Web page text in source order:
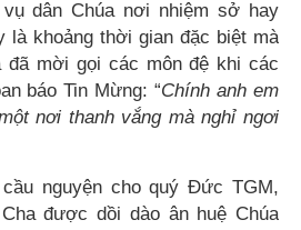
dân Chúa nơi nhiệm sở hay
là khoảng thời gian đặc biệt mà
đã mời gọi các môn đệ khi các
báo Tin Mừng: “Chính anh em
nơi thanh vắng mà nghỉ ngơi
nguyện cho quý Đức TGM,
được dồi dào ân huệ Chúa